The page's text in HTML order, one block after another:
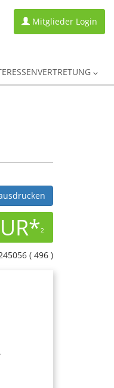
Mitglieder Login
2
( 496 )